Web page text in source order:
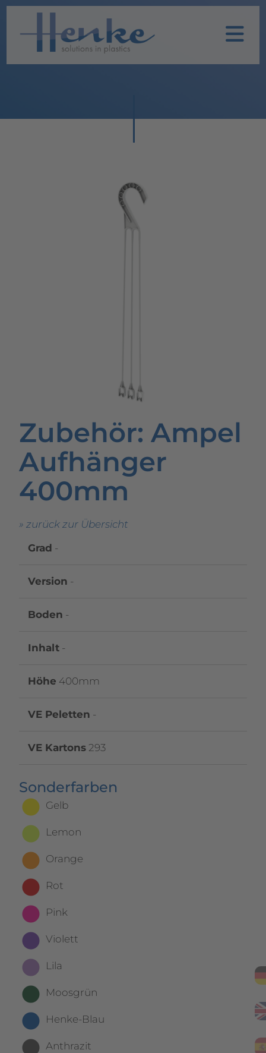
Home
Leistungen
Zubehör: Ampel
Aufhänger
400mm
» zurück zur Übersicht
Grad -
Version -
Boden -
Inhalt -
Höhe 400mm
VE Peletten -
VE Kartons 293
Sonderfarben
Gelb
Lemon
Orange
Rot
Pink
Violett
Lila
Moosgrün
Henke-Blau
Anthrazit